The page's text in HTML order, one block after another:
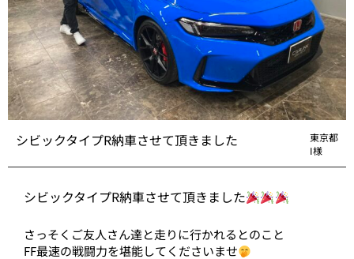
シビックタイプR納車させて頂きました
東京都
I様
シビックタイプR納車させて頂きました
さっそくご友人さん達と走りに行かれるとのこと
FF最速の戦闘力を堪能してくださいませ